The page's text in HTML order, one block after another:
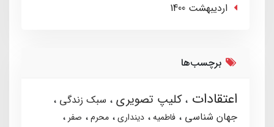
ارديبهشت 1400
برچسب‌ها
اعتقادات کلیپ تصویری
سبک زندگی
جهان شناسی
فاطمیه دینداری محرم
صفر